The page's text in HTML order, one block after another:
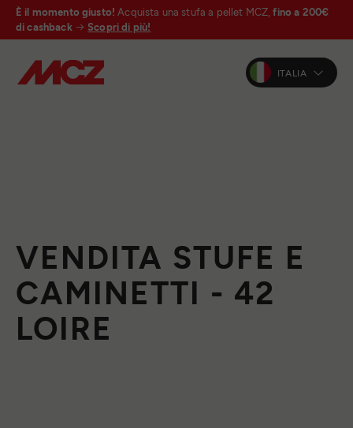
È il momento giusto! Acquista una stufa a pellet MCZ, fino a 200€
di cashback
Scopri di più!
ITALIA
VENDITA STUFE E
CAMINETTI - 42
LOIRE